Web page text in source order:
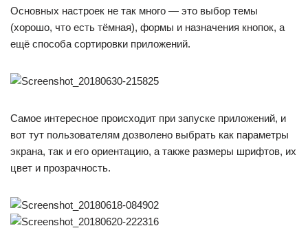
Основных настроек не так много — это выбор темы
(хорошо, что есть тёмная), формы и назначения кнопок, а
ещё способа сортировки приложений.
Самое интересное происходит при запуске приложений, и
вот тут пользователям дозволено выбрать как параметры
экрана, так и его ориентацию, а также размеры шрифтов, их
цвет и прозрачность.